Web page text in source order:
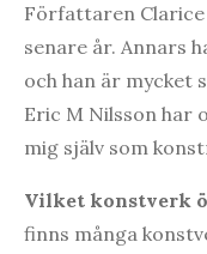
Författaren
senare år. Annars
och han är mycket
Eric M Nilsson har
mig själv som
Vilket konstverk
finns många